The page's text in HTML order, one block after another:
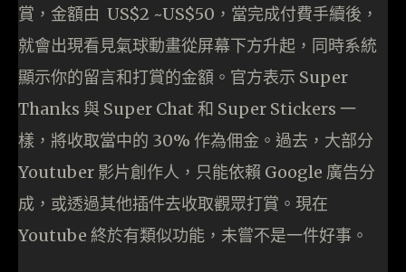
賞，金額由 US$2 ~US$50，當完成付費手續後，
就會出現看見氣球動畫從屏幕下方升起，同時系統
顯示你的留言和打賞的金額。官方表示 Super
Thanks 與 Super Chat 和 Super Stickers 一
樣，將收取當中的 30% 作為佣金。過去，大部分
Youtuber 影片創作人，只能依賴 Google 廣告分
成，或透過其他插件去收取觀眾打賞。現在
Youtube 終於有類似功能，未嘗不是一件好事。